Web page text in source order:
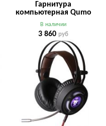
Гарнитура
компьютерная Qumo
Avalon
В наличии
3 860 руб